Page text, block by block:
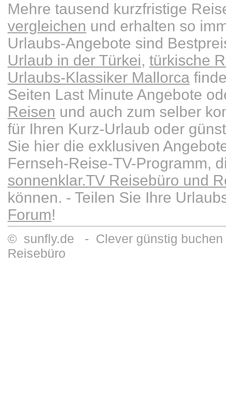
Mehre tausend kurzfristige
vergleichen und erhalten so
Urlaubs-Angebote sind
Urlaub in der Türkei, türkische
Urlaubs-Klassiker Mallorca
Seiten Last Minute Angebote
Reisen und auch zum selber
für Ihren Kurz-Urlaub oder
Sie hier die exklusiven
Fernseh-Reise-TV-Programm,
sonnenklar.TV Reisebüro und
können. - Teilen Sie Ihre
Forum!
© sunfly.de - Clever günstig buchen
Reisebüro